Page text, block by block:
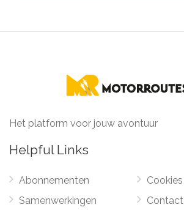
Het platform voor jouw avontuur
Helpful Links
Abonnementen
Samenwerkingen
Cookies
Contact